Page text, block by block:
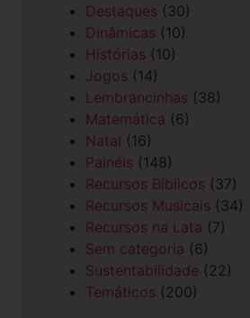
Destaques (30)
Dinâmicas (10)
Histórias (10)
Jogos (14)
Lembrancinhas (38)
Matemática (6)
Natal (16)
Painéis (148)
Recursos Bíblicos (37)
Recursos Musicais (34)
Recursos na Lata (7)
Sem categoria (6)
Sustentabilidade (22)
Temáticos (200)